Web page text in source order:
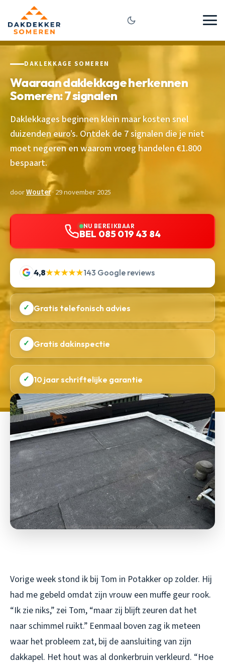
DAKLEKKAGE SOMEREN
Waaraan daklekkage herkennen
Someren: 7 signalen
Daklekkages beginnen klein maar kosten snel
duizenden euro’s. Ontdek de 7 signalen die je niet
moet negeren en waarom vroeg handelen €1.800
bespaart.
doorWouter· 29 november 2025
NU BEREIKBAAR
BEL 085 019 43 84
4,8★★★★★143 Google reviews
✓ Gratis telefonisch advies
✓ Gratis dakinspectie
✓ 10 jaar schriftelijke garantie
Vorige week stond ik bij Tom in Potakker op zolder. Hij
had me gebeld omdat zijn vrouw een muffe geur rook.
“Ik zie niks,” zei Tom, “maar zij blijft zeuren dat het
naar schimmel ruikt.” Eenmaal boven zag ik meteen
waar het probleem zat, bij de aansluiting van zijn
dakkapel. Het hout was al donkerbruin verkleurd. “Hoe